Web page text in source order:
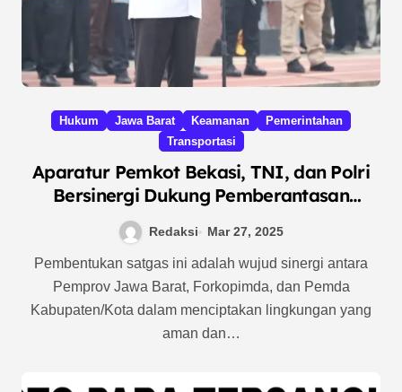
Hukum Jawa Barat Keamanan
Pemerintahan
Transportasi
Aparatur Pemkot Bekasi, TNI, dan Polri
Bersinergi Dukung Pemberantasan
Premanisme di Jawa Barat dan Siap
Layani Arus Mudik
Redaksi Mar 27, 2025
Pembentukan satgas ini adalah wujud sinergi antara
Pemprov Jawa Barat, Forkopimda, dan Pemda
Kabupaten/Kota dalam menciptakan lingkungan yang
aman dan…